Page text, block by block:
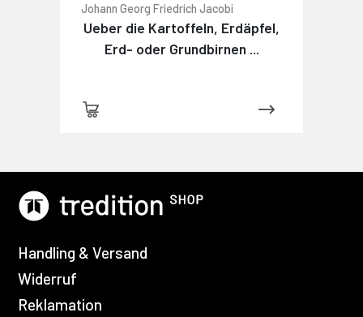
Johann Georg Friedrich Jacobi
Ueber die Kartoffeln, Erdäpfel,
Erd- oder Grundbirnen ...
Handling & Versand
Widerruf
Reklamation